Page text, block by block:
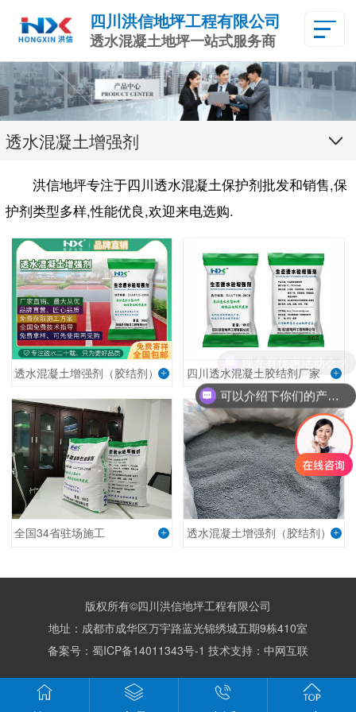
四川洪信地坪工程有限公司
透水混凝土地坪一站式服务商
透水混凝土增强剂
洪信地坪专注于四川透水混凝土保护剂批发和销售,保
护剂类型多样,性能优良,欢迎来电选购.
透水混凝土增强剂（胶结剂）+ 四川透水混凝土胶结剂厂家 +
全国34省驻场施工 + 透水混凝土增强剂（胶结剂）+
版权所有©四川洪信地坪工程有限公司
地址：成都市成华区万宇路蓝光锦绣城五期9栋410室
备案号： 蜀ICP备14011343号-1 技术支持： 中网互联
可以介绍下你们的产品么？
现在有优惠活动么？